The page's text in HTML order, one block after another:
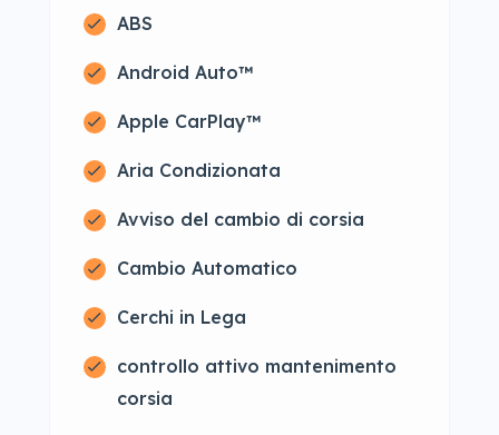
ABS
Android Auto™
Apple CarPlay™
Aria Condizionata
Avviso del cambio di corsia
Cambio Automatico
Cerchi in Lega
controllo attivo mantenimento
corsia